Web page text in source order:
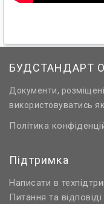
БУДСТАНДАРТ
Документи,
використовуватись
Політика
Підтримка
Написати в
Питання та відповіді